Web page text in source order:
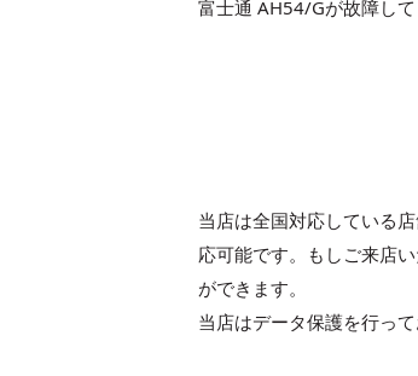
富士通 AH54/Gが故障し
当店は全国対応している
応可能です。もしご来店
ができます。
当店はデータ保護を行っ